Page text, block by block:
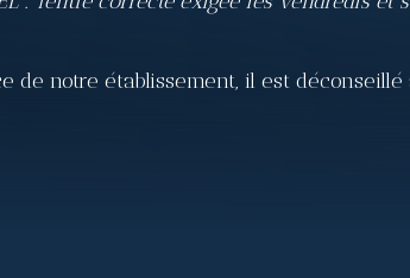
de notre établissement, il est